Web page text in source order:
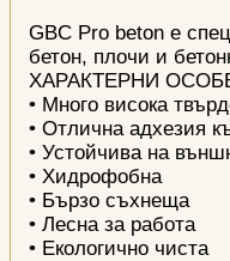
GBC Pro beton е
бетон, плочи и
ХАРАКТЕРНИ
• Много висока
• Отлична адхезия
• Устойчива на
• Хидрофобна
• Бързо съхнеща
• Лесна за работа
• Екологично чиста